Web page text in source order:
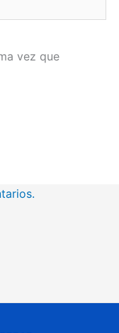
vez que